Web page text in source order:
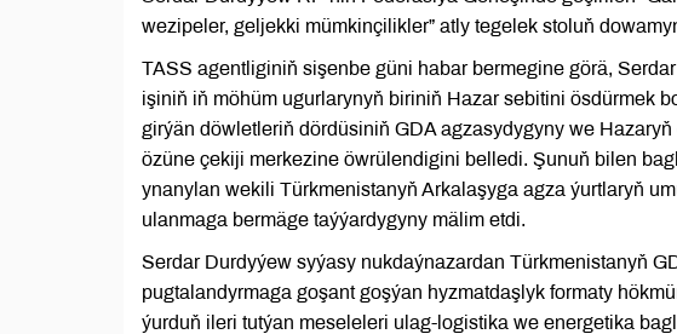
wezipeler, geljekki mümkinçilikler” atly tegelek stoluň
TASS agentliginiň sişenbe güni habar bermegine görä,
işiniň iň möhüm ugurlarynyň biriniň Hazar sebitini ösdürmek
girýän döwletleriň dördüsiniň GDA agzasydygyny we
özüne çekiji merkezine öwrülendigini belledi. Şunuň bilen
ynanylan wekili Türkmenistanyň Arkalaşyga agza ýurtlaryň
ulanmaga bermäge taýýardygyny mälim etdi.
Serdar Durdyýew syýasy nukdaýnazardan Türkmenistanyň
pugtalandyrmaga goşant goşýan hyzmatdaşlyk formaty
ýurduň ileri tutýan meseleleri ulag-logistika we energetika